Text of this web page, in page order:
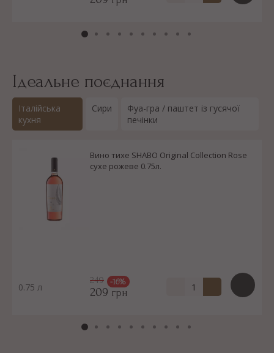
Ідеальне поєднання
Італійська
кухня
Сири
Фуа-гра / паштет із гусячої
печінки
0.75 л
Вино тихе SHABO Original Collection Rose
сухе рожеве 0.75л.
249 -16%
209 грн